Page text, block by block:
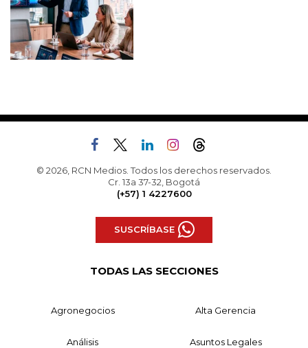
© 2026, RCN Medios. Todos los derechos reservados.
Cr. 13a 37-32, Bogotá
(+57) 1 4227600
SUSCRÍBASE
TODAS LAS SECCIONES
Agronegocios Alta Gerencia
Análisis Asuntos Legales